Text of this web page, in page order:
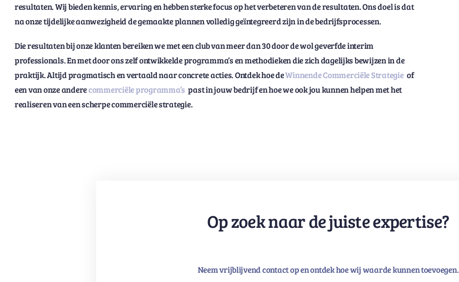
resultaten. Wij bieden kennis, ervaring en hebben sterke focus op het verbeteren van de resultaten. Ons doel is dat
na onze tijdelijke aanwezigheid de gemaakte plannen volledig geïntegreerd zijn in de bedrijfsprocessen.
Die resultaten bij onze klanten bereiken we met een club van meer dan 30 door de wol geverfde interim
professionals. En met door ons zelf ontwikkelde programma’s en methodieken die zich dagelijks bewijzen in de
praktijk. Altijd pragmatisch en vertaald naar concrete acties. Ontdek hoe deWinnende Commerciële Strategie of
een van onze anderecommerciële programma’s past in jouw bedrijf en hoe we ook jou kunnen helpen met het
realiseren van een scherpe commerciële strategie.
Op zoek naar de juiste expertise?
Neem vrijblijvend contact op en ontdek hoe wij waarde kunnen toevoegen.